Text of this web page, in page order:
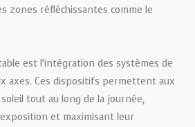
zones réfléchissantes comme le
est l’intégration des systèmes de
axes. Ces dispositifs permettent aux
tout au long de la journée,
et maximisant leur